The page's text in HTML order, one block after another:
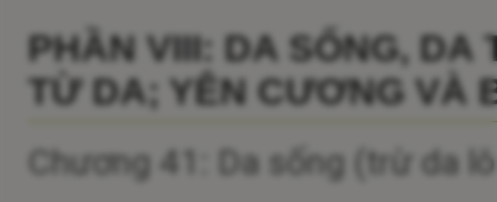
PHẦN VIII: DA SỐNG, DA
TỪ DA; YÊN CƯƠNG VÀ
Chương 41: Da sống (trừ da